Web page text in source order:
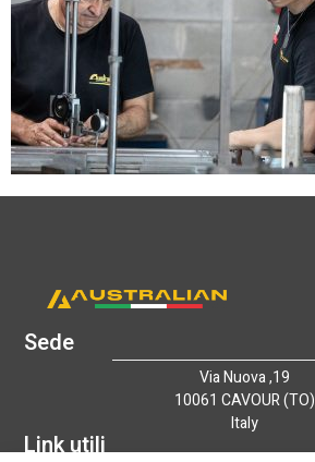
Sede
Via Nuova ,19
10061 CAVOUR (TO)
Italy
Link utili